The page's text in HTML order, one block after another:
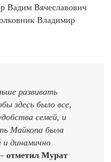
Вадим Вячеславович
Владимир
развивать
здесь было все,
семей, и
Майкопа была
и динамично
отметил Мурат